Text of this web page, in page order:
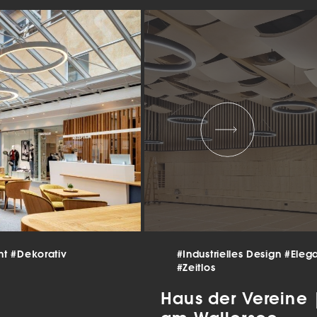
#Dekorativ
#Industrielles Design
#Zeitlos
Haus der
.
Zurück
Statistiken